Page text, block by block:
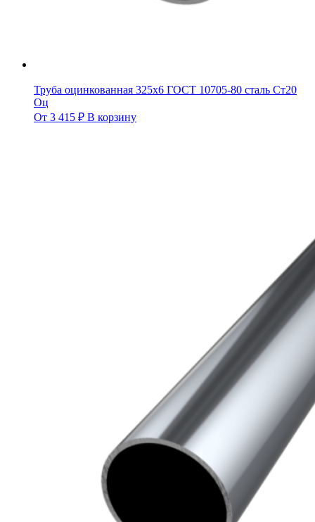
Труба оцинкованная 325х6 ГОСТ 10705-80 сталь Ст20
Оц
От 3 415 ₽ В корзину